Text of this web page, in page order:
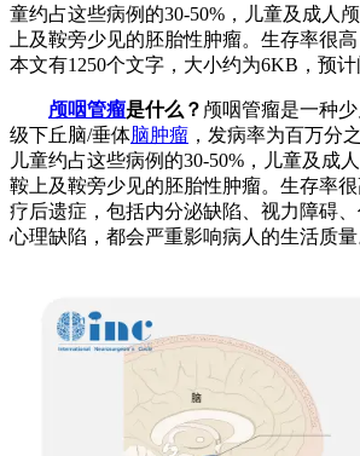
童约占这些病例的30-50%，儿童及成人
上及鞍旁少见的胚胎性肿瘤。生存率很
本文有1250个文字，大小约为6KB，预
颅咽管瘤是什么？ 颅咽管瘤是一种
级下丘脑/垂体脑肿瘤 ，发病率为百万分
儿童约占这些病例的30-50%，儿童及成
鞍上及鞍旁少见的胚胎性肿瘤。生存率
疗后遗症，包括内分泌缺陷、视力障碍
心理缺陷，都会严重影响病人的生活质量